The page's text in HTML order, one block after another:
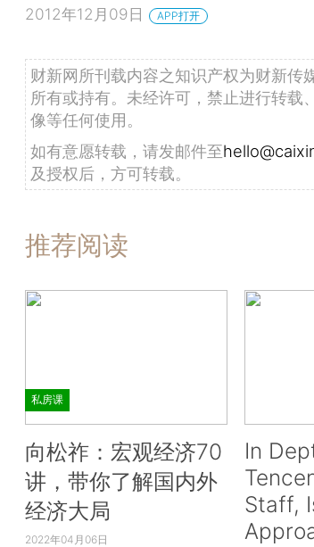
2012年12月09日 APP打开
财新网所刊载内容之知识产权为财新传
所有或持有。未经许可，禁止进行转载
像等任何使用。
如有意愿转载，请发邮件至
及授权后，方可转载。
推荐阅读
私房课
向松祚：宏观经济70
讲，带你了解国内外
经济大局
2022年04月06日
In
Staff,